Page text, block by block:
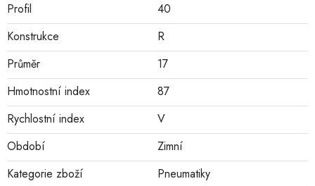
Profil
40
Konstrukce
R
Průměr
17
Hmotnostní index
87
Rychlostní index
V
Období
Zimní
Kategorie zboží
Pneumatiky